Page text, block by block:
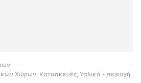
Χώρων, Κατασκευές, Υαλικά - περιοχή